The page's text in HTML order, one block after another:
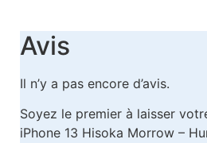
Avis
Il n’y a pas encore d’avis.
Soyez le premier à laisser
iPhone 13 Hisoka Morrow –